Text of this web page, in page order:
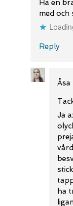
Ha en
med och
Reply
Åsa
Ja
ha